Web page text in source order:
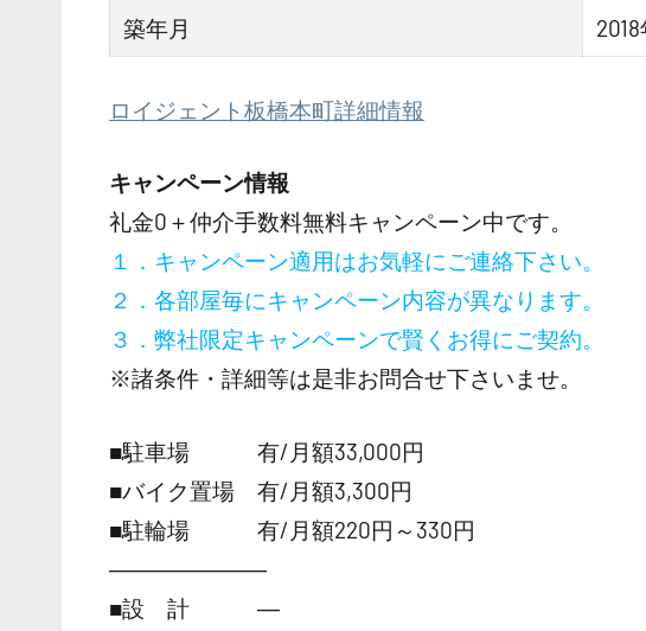
築年月
ロイジェント板橋本町詳細情報
キャンペーン情報
礼金0 ＋仲介手数料無料キャンペーン中です。
１．キャンペーン適用はお気軽にご連絡下さい。
２．各部屋毎にキャンペーン内容が異なります。
３．弊社限定キャンペーンで賢くお得にご契約。
※諸条件・詳細等は是非お問合せ下さいませ。
■駐車場 有/月額33,000円
■バイク置場 有/月額3,300円
■駐輪場 有/月額220円～330円
―――――――
■設 計 ―